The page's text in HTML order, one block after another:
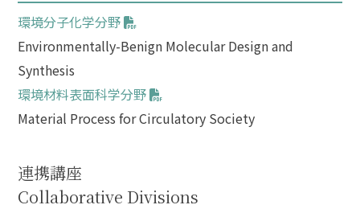
環境分子化学分野
Environmentally-Benign Molecular Design and
Synthesis
環境材料表面科学分野
Material Process for Circulatory Society
連携講座
Collaborative Divisions